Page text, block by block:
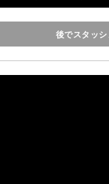
後でスタッ